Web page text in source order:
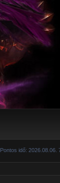
Pontos idő: 2026.08.06.